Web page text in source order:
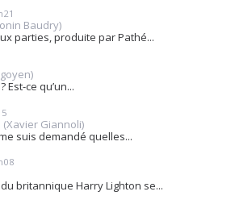
Baudry)
parties, produite par Pathé...
ce qu’un...
Giannoli)
suis demandé quelles...
britannique Harry Lighton se...